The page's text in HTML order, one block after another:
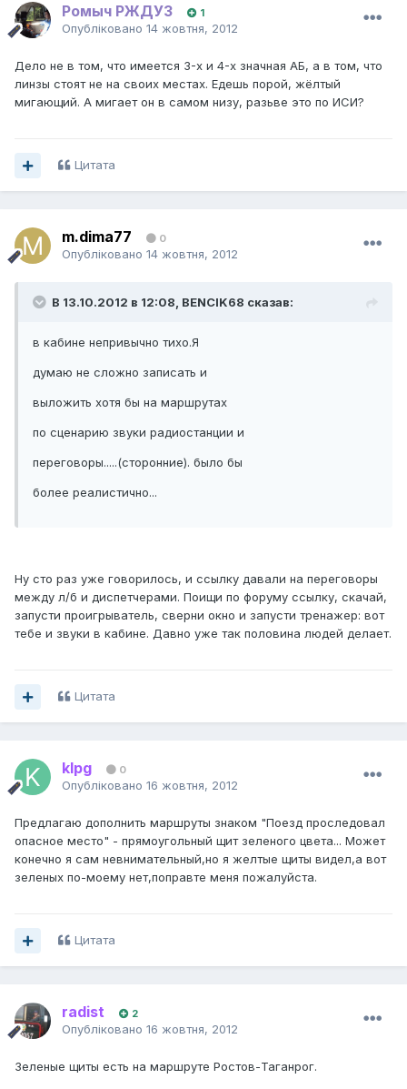
Ромыч РЖДУЗ 1
Опубліковано 14 жовтня, 2012
Дело не в том, что имеется 3-х и 4-х значная АБ, а в том, что
линзы стоят не на своих местах. Едешь порой, жёлтый
мигающий. А мигает он в самом низу, разьве это по ИСИ?
Цитата
m.dima77 0
Опубліковано 14 жовтня, 2012
В 13.10.2012 в 12:08, BENCIK68 сказав:
в кабине непривычно тихо.Я
думаю не сложно записать и
выложить хотя бы на маршрутах
по сценарию звуки радиостанции и
переговоры.....(сторонние). было бы
более реалистично...
Ну сто раз уже говорилось, и ссылку давали на переговоры
между л/б и диспетчерами. Поищи по форуму ссылку, скачай,
запусти проигрыватель, сверни окно и запусти тренажер: вот
тебе и звуки в кабине. Давно уже так половина людей делает.
Цитата
klpg 0
Опубліковано 16 жовтня, 2012
Предлагаю дополнить маршруты знаком "Поезд проследовал
опасное место" - прямоугольный щит зеленого цвета... Может
конечно я сам невнимательный,но я желтые щиты видел,а вот
зеленых по-моему нет,поправте меня пожалуйста.
Цитата
radist 2
Опубліковано 16 жовтня, 2012
Зеленые щиты есть на маршруте Ростов-Таганрог.